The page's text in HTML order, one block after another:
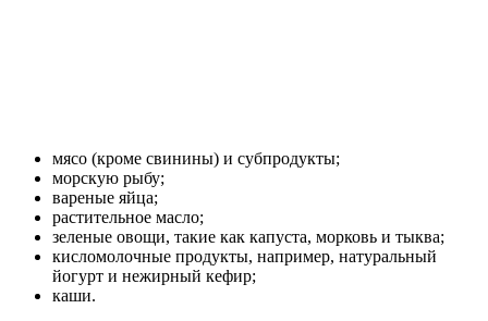
мясо (кроме свинины) и субпродукты;
морскую рыбу;
вареные яйца;
растительное масло;
зеленые овощи, такие как капуста, морковь и тыква;
кисломолочные продукты, например, натуральный
йогурт и нежирный кефир;
каши.